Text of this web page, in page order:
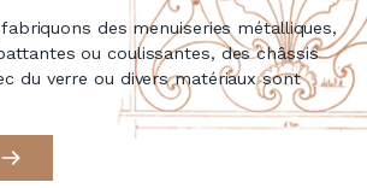
des menuiseries métalliques,
ou coulissantes, des châssis
du verre ou divers matériaux sont